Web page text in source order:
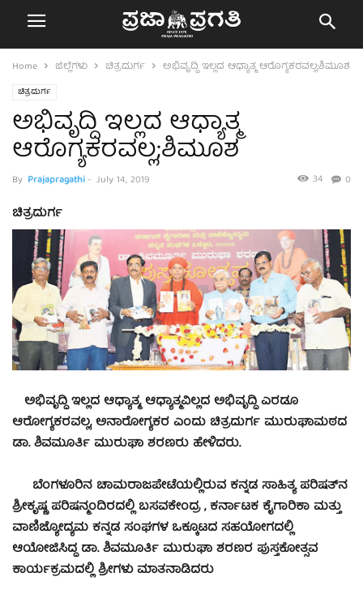
Home ಜಿಲ್ಲೆಗಳು ಚಿತ್ರದುರ್ಗ ಅಭಿವೃದ್ದಿ ಇಲ್ಲದ ಆಧ್ಯಾತ್ಮ ಆರೊಗ್ಯಕರವಲ್ಲ;ಶಿಮೂಶ
ಚಿತ್ರದುರ್ಗ
ಅಭಿವೃದ್ದಿ ಇಲ್ಲದ ಆಧ್ಯಾತ್ಮ
ಆರೊಗ್ಯಕರವಲ್ಲ;ಶಿಮೂಶ
By Prajapragathi- July 14, 2019 0
34
ಚಿತ್ರದುರ್ಗ
ಅಭಿವೃದ್ಧಿ ಇಲ್ಲದ ಆಧ್ಯಾತ್ಮ, ಆಧ್ಯಾತ್ಮವಿಲ್ಲದ ಅಭಿವೃದ್ಧಿ ಎರಡೂ
ಆರೋಗ್ಯಕರವಲ್ಲ, ಅನಾರೋಗ್ಯಕರ ಎಂದು ಚಿತ್ರದುರ್ಗ ಮುರುಘಾಮಠದ
ಡಾ. ಶಿವಮೂರ್ತಿ ಮುರುಘಾ ಶರಣರು ಹೇಳಿದರು.
ಬೆಂಗಳೂರಿನ ಚಾಮರಾಜಪೇಟೆಯಲ್ಲಿರುವ ಕನ್ನಡ ಸಾಹಿತ್ಯ ಪರಿಷತ್‍ನ
ಶ್ರೀಕೃಷ್ಣ ಪರಿಷನ್ಮಂದಿರದಲ್ಲಿ ಬಸವಕೇಂದ್ರ , ಕರ್ನಾಟಕ ಕೈಗಾರಿಕಾ ಮತ್ತು
ವಾಣಿಜ್ಯೋದ್ಯಮ ಕನ್ನಡ ಸಂಘಗಳ ಒಕ್ಕೂಟದ ಸಹಯೋಗದಲ್ಲಿ
ಆಯೋಜಿಸಿದ್ದ ಡಾ. ಶಿವಮೂರ್ತಿ ಮುರುಘಾ ಶರಣರ ಪುಸ್ತಕೋತ್ಸವ
ಕಾರ್ಯಕ್ರಮದಲ್ಲಿ ಶ್ರೀಗಳು ಮಾತನಾಡಿದರು